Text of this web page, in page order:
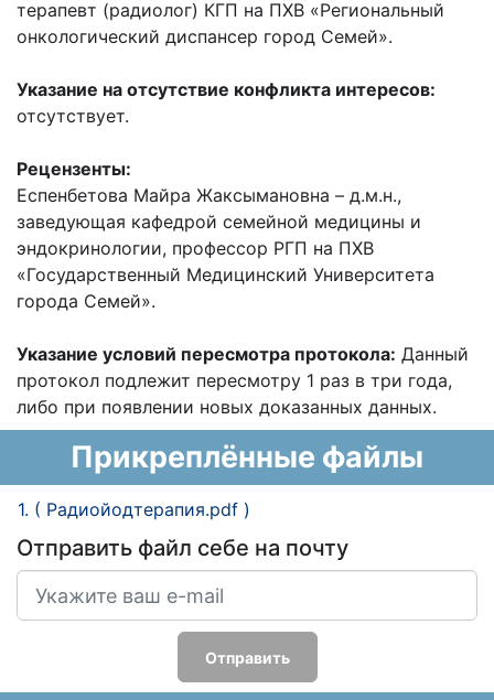
терапевт (радиолог) КГП на ПХВ «Региональный
онкологический диспансер город Семей».
Указание на отсутствие конфликта интересов:
отсутствует.
Рецензенты:
Еспенбетова Майра Жаксымановна – д.м.н.,
заведующая кафедрой семейной медицины и
эндокринологии, профессор РГП на ПХВ
«Государственный Медицинский Университета
города Семей».
Указание условий пересмотра протокола: Данный
протокол подлежит пересмотру 1 раз в три года,
либо при появлении новых доказанных данных.
Прикреплённые файлы
1. ( Радиойодтерапия.pdf )
Отправить файл себе на почту
Отправить